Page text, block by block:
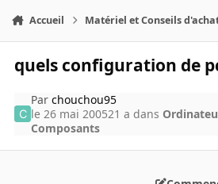
Accueil Matériel et Conseils
quels configuration de
Parchouchou95
le 26 mai 200521 a dans
Composants